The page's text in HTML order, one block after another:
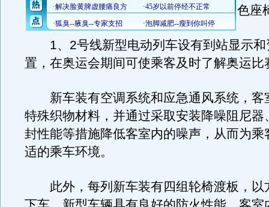
色座
1、2号线新型电动列车设有到站显示和
置，在奥运会期间可使乘客及时了解奥运比
新车装有空调系统和应急通风系统，客
特殊织物材料，并通过采取安装降噪阻尼器
封性能等措施降低客室内的噪声，从而为乘
适的乘车环境。
此外，每列新车装有四组轮椅渡板，以